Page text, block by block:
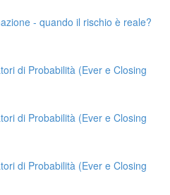
- quando il rischio è reale?
di Probabilità (Ever e Closing
di Probabilità (Ever e Closing
di Probabilità (Ever e Closing